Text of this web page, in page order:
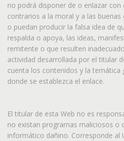
no podrá disponer de o enlazar
contrarios a la moral y a las
o puedan producir la falsa idea de
respalda o apoya, las ideas,
remitente o que resulten
actividad desarrollada por el titular
cuenta los contenidos y la temática
donde se establezca el enlace.
El titular de esta Web no es
no existan programas maliciosos o
informático dañino. Corresponde al